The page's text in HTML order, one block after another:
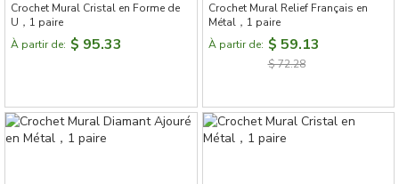
Crochet Mural Cristal en Forme de
U，1 paire
À partir de: $ 95.33
Crochet Mural Relief Français en
Métal，1 paire
À partir de: $ 59.13
$ 72.28